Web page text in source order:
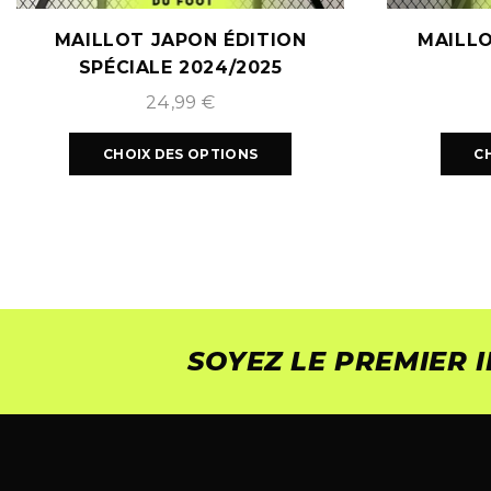
MAILLOT JAPON ÉDITION
SPÉCIALE 2024/2025
24,99 €
CHOIX DES OPTIONS
SOYEZ LE PREMIER